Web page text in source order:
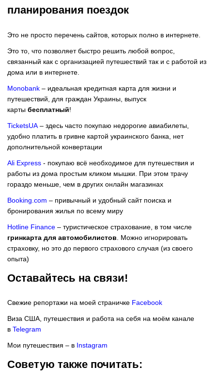
планирования поездок
Это не просто перечень сайтов, которых полно в интернете.
Это то, что позволяет быстро решить любой вопрос,
связанный как с организацией путешествий так и с работой из
дома или в интернете.
Monobank – идеальная кредитная карта для жизни и
путешествий, для граждан Украины, выпуск
карты бесплатный!
TicketsUA – здесь часто покупаю недорогие авиабилеты,
удобно платить в гривне картой украинского банка, нет
дополнительной конвертации
Ali Express - покупаю всё необходимое для путешествия и
работы из дома простым кликом мышки. При этом трачу
гораздо меньше, чем в других онлайн магазинах
Booking.com – привычный и удобный сайт поиска и
бронирования жилья по всему миру
Hotline Finance – туристическое страхование, в том числе
гринкарта для автомобилистов . Можно игнорировать
страховку, но это до первого страхового случая (из своего
опыта)
Оставайтесь на связи!
Свежие репортажи на моей страничке Facebook
Виза США, путешествия и работа на себя на моём канале
в Telegram
Мои путешествия – в Instagram
Советую также почитать: